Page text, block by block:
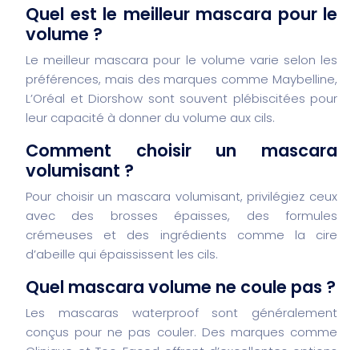
Quel est le meilleur mascara pour le
volume ?
Le meilleur mascara pour le volume varie selon les
préférences, mais des marques comme Maybelline,
L’Oréal et Diorshow sont souvent plébiscitées pour
leur capacité à donner du volume aux cils.
Comment choisir un mascara
volumisant ?
Pour choisir un mascara volumisant, privilégiez ceux
avec des brosses épaisses, des formules
crémeuses et des ingrédients comme la cire
d’abeille qui épaississent les cils.
Quel mascara volume ne coule pas ?
Les mascaras waterproof sont généralement
conçus pour ne pas couler. Des marques comme